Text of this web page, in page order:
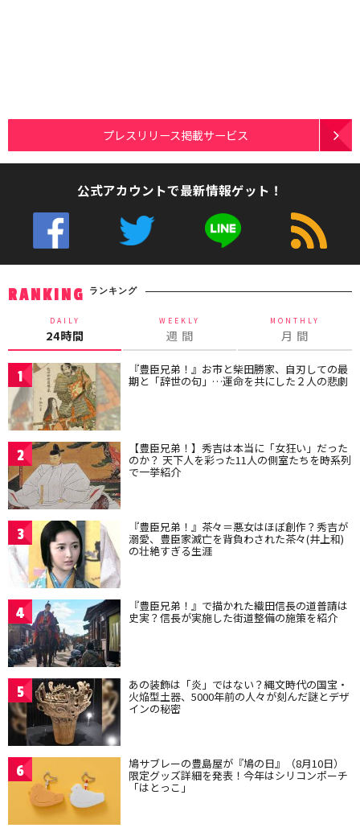
プレスリリース掲載サービス
公式アカウントで最新情報ゲット！
RANKING ランキング
DAILY
24時間
WEEKLY
週 間
MONTHLY
月 間
1 『豊臣兄弟！』お市と柴田勝家、自刃しての最
期と「辞世の句」…運命を共にした２人の悲劇
2 【豊臣兄弟！】秀吉は本当に「女狂い」だった
のか？ 天下人を彩った11人の側室たちを時系列
で一挙紹介
3 『豊臣兄弟！』茶々＝悪女はほぼ創作？秀吉が
溺愛、豊臣家滅亡を背負わされた茶々(井上和)
の壮絶すぎる生涯
4 『豊臣兄弟！』で描かれた織田信長の道普請は
史実？信長が実施した街道整備の施策を紹介
5 あの装飾は「炎」ではない？縄文時代の国宝・
火焔型土器、5000年前の人々が刻んだ謎とデザ
インの秘密
6 鳩サブレーの豊島屋が『鳩の日』（8月10日）
限定グッズ詳細を発表！今年はシリコンポーチ
「はとっこ」